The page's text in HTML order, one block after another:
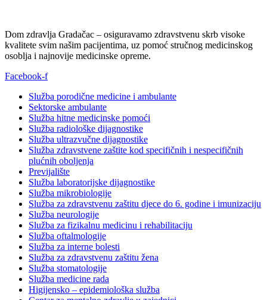
Dom zdravlja Gradačac – osiguravamo zdravstvenu skrb visoke
kvalitete svim našim pacijentima, uz pomoć stručnog medicinskog
osoblja i najnovije medicinske opreme.
Facebook-f
Služba porodične medicine i ambulante
Sektorske ambulante
Služba hitne medicinske pomoći
Služba radiološke dijagnostike
Služba ultrazvučne dijagnostike
Služba zdravstvene zaštite kod specifičnih i nespecifičnih
plućnih oboljenja
Previjalište
Služba laboratorijske dijagnostike
Služba mikrobiologije
Služba za zdravstvenu zaštitu djece do 6. godine i imunizaciju
Služba neurologije
Služba za fizikalnu medicinu i rehabilitaciju
Služba oftalmologije
Služba za interne bolesti
Služba za zdravstvenu zaštitu žena
Služba stomatologije
Služba medicine rada
Higijensko – epidemiološka služba